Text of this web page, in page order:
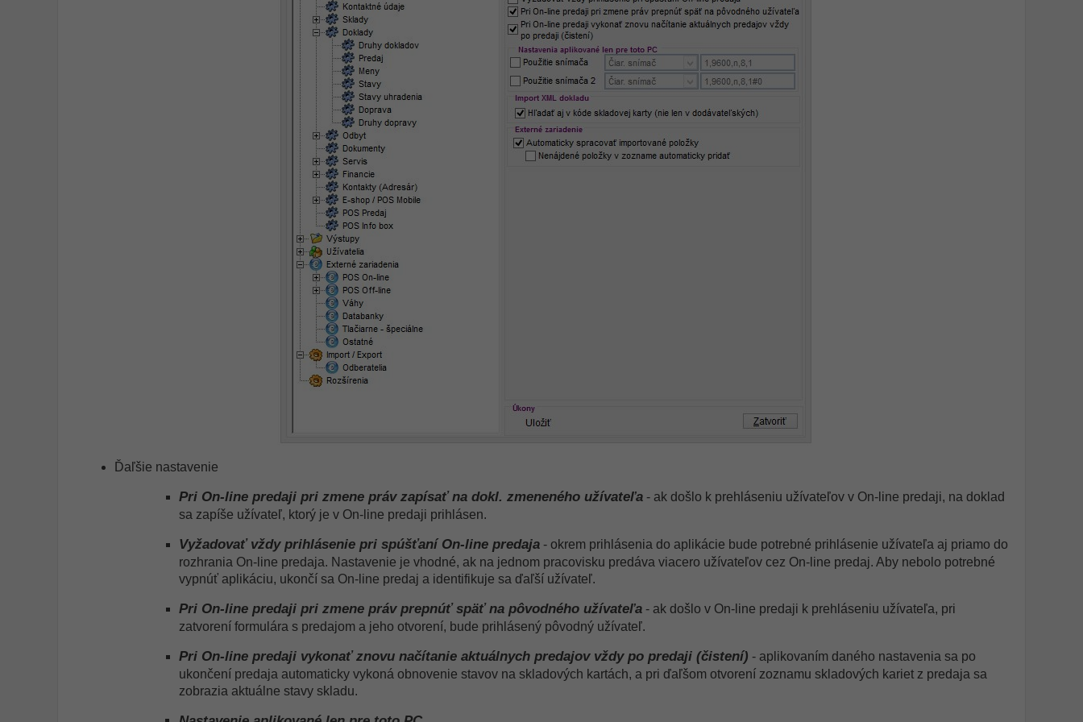
Ďaľšie nastavenie
Pri On-line predaji pri zmene práv zapísať na dokl. zmeneného užívateľa - ak došlo k prehláseniu užívateľov v On-line predaji, na doklad
sa zapíše užívateľ, ktorý je v On-line predaji prihlásen.
Vyžadovať vždy prihlásenie pri spúšťaní On-line predaja - okrem prihlásenia do aplikácie bude potrebné prihlásenie užívateľa aj priamo do
rozhrania On-line predaja. Nastavenie je vhodné, ak na jednom pracovisku predáva viacero užívateľov cez On-line predaj. Aby nebolo potrebné
vypnúť aplikáciu, ukončí sa On-line predaj a identifikuje sa ďaľší užívateľ.
Pri On-line predaji pri zmene práv prepnúť späť na pôvodného užívateľa - ak došlo v On-line predaji k prehláseniu užívateľa, pri
zatvorení formulára s predajom a jeho otvorení, bude prihlásený pôvodný užívateľ.
Pri On-line predaji vykonať znovu načítanie aktuálnych predajov vždy po predaji (čistení) - aplikovaním daného nastavenia sa po
ukončení predaja automaticky vykoná obnovenie stavov na skladových kartách, a pri ďaľšom otvorení zoznamu skladových kariet z predaja sa
zobrazia aktuálne stavy skladu.